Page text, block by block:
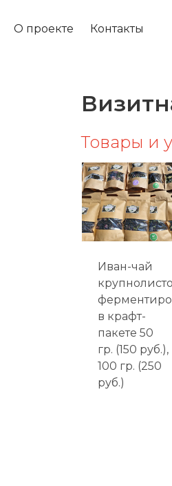
О проекте Контакты
Товары и
Иван-чай
в крафт-
пакете 50
гр. (150 руб.),
100 гр. (250
руб.)